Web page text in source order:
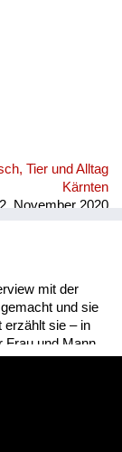
Tier und Alltag
Kärnten
November 2020
mit der
und sie
erzählt sie – in
und Mann.